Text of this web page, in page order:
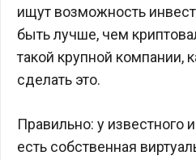
ищут возможность
быть лучше, чем
такой крупной компании,
сделать это.
Правильно: у известного
есть собственная